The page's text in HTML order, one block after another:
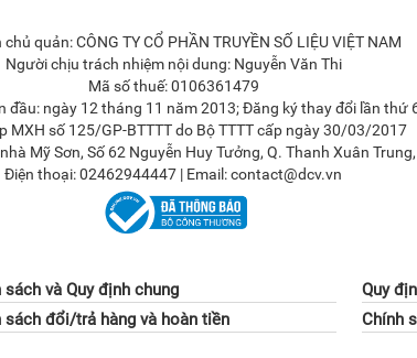
quản: CÔNG TY CỔ PHẦN TRUYỀN SỐ LIỆU VIỆT NAM
Người chịu trách nhiệm nội dung: Nguyễn Văn Thi
Mã số thuế: 0106361479
đầu: ngày 12 tháng 11 năm 2013; Đăng ký thay đổi lần thứ
MXH số 125/GP-BTTTT do Bộ TTTT cấp ngày 30/03/2017
Mỹ Sơn, Số 62 Nguyễn Huy Tưởng, Q. Thanh Xuân
Điện thoại: 02462944447 | Email: contact@dcv.vn
sách và Quy định chung
Quy
sách đổi/trả hàng và hoàn tiền Chính